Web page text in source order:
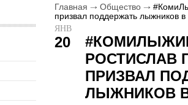
Главная Общество
призвал поддержать лыжников в
ЯНВ
20
РОСТИСЛАВ
ПРИЗВАЛ
ЛЫЖНИКОВ